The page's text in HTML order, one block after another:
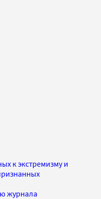
к экстремизму и
журнала